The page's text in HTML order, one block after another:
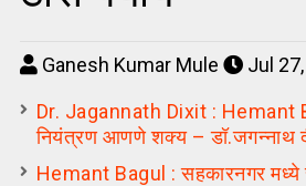
Ganesh Kumar Mule
Jul 27,
Dr. Jagannath Dixit : Hemant
नियंत्रण आणणे शक्य – डॉ.जगन्नाथ
Hemant Bagul : सहकारनगर मध्ये